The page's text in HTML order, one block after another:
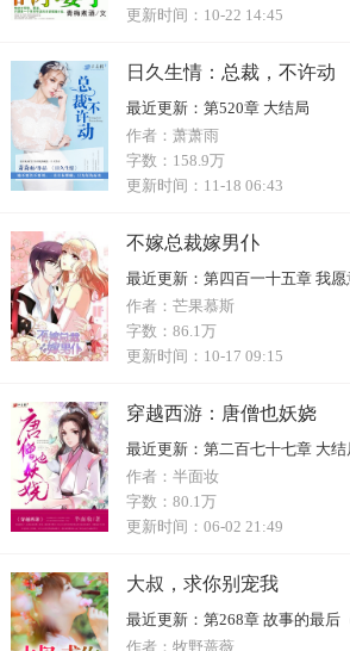
更新时间： 10-22 14:45
日久生情：总裁，不许动
最近更新：
第520章 大结局
作者： 萧萧雨
字数： 158.9万
更新时间： 11-18 06:43
不嫁总裁嫁男仆
最近更新： 第四百一十五章 我愿
作者： 芒果慕斯
字数： 86.1万
更新时间： 10-17 09:15
穿越西游：唐僧也妖娆
最近更新： 第二百七十七章 大结
作者： 半面妆
字数： 80.1万
更新时间： 06-02 21:49
大叔，求你别宠我
最近更新： 第268章 故事的最后
作者： 牧野蔷薇